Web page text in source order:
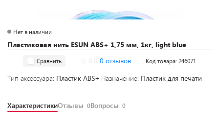
Пластиковая нить ESUN ABS+ 1,75 мм, 1кг, light blue
Нет в наличии
Сравнить 0 отзывов Код товара: 246071
Тип аксессуара: Пластик ABS+ Назначение: Пластик для печати
ХарактеристикиОтзывы 0Вопросы 0